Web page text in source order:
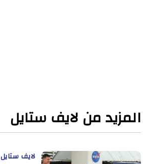
المزيد من لايف ستايل
لايف ستايل